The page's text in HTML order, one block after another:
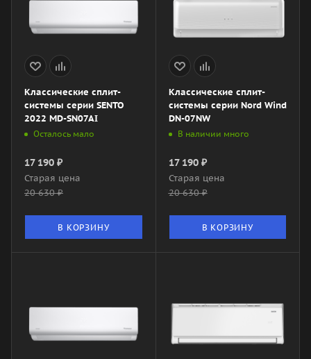
Классические сплит-
системы серии SENTO
2022 MD-SN07AI
Осталось мало
17 190 ₽
Старая цена
20 630₽
В КОРЗИНУ
Классические сплит-
системы серии Nord Wind
DN-07NW
В наличии много
17 190₽
Старая цена
20 630₽
В КОРЗИНУ